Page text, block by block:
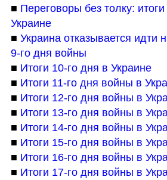
■ Переговоры без толку:
Украине
■ Украина отказывается идти
9-го дня войны
■ Итоги 10-го дня в Украине
■ Итоги 11-го дня войны в
■ Итоги 12-го дня войны в
■ Итоги 13-го дня войны в
■ Итоги 14-го дня войны в
■ Итоги 15-го дня войны в
■ Итоги 16-го дня войны в
■ Итоги 17-го дня войны в